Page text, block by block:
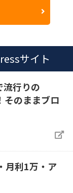
サイト
流行りの
そのままブロ
月利1万・ア